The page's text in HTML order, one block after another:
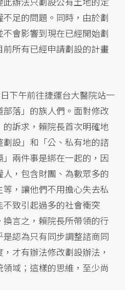
足的問題。同時，由於劃
會影響到現在已經開始劃
所有已經申請劃設的計畫
下午前往捷運台大醫院站一
部落」的族人們。面對修改
的訴求，賴院長首次明確地
設」和「公、私有地的諮
兩件事是綁在一起的，因
，包含財團、為數眾多的
，讓他們不用擔心失去私
致引起過多的社會衝突
言之，賴院長所帶領的行
認為只有同步調整諮商同
才有辦法修改劃設辦法，
域；這樣的思維，至少尚